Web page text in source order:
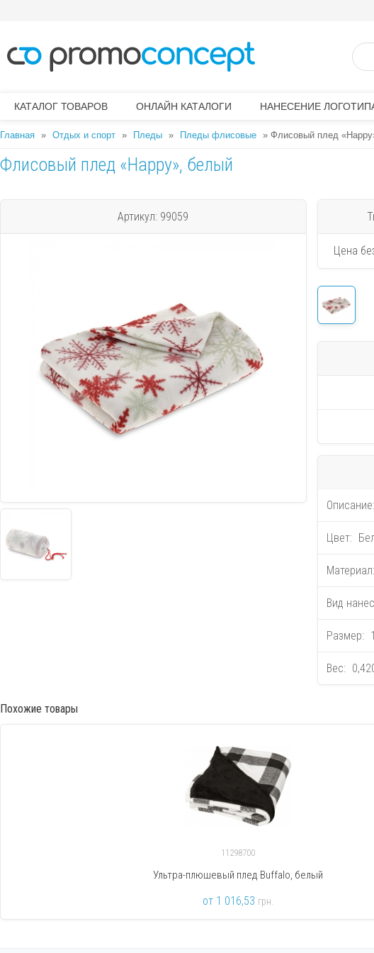
КАТАЛОГ ТОВАРОВ ОНЛАЙН КАТАЛОГИ НАНЕСЕНИЕ
Вы здесь
Главная » Отдых и спорт » Пледы » Пледы флисовые » Флисовый плед
Флисовый плед «Happy», белый
Артикул: 99059
Цена
Описание:
Цвет:
Материал:
Вид
Размер:
Вес:
Похожие товары
11298700
Ультра-плюшевый плед Buffalo, белый
от 1 016,53 грн.